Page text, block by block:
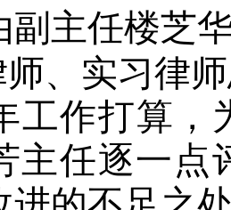
副主任楼芝
、实习律
工作打算
主任逐一点